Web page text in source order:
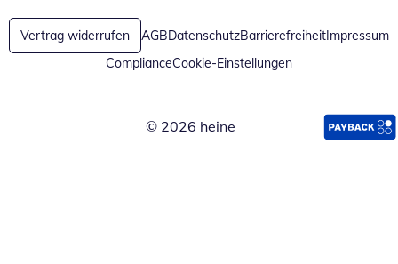
Vertrag widerrufen AGBDatenschutzBarrierefreiheitImpressum
ComplianceCookie-Einstellungen
© 2026 heine